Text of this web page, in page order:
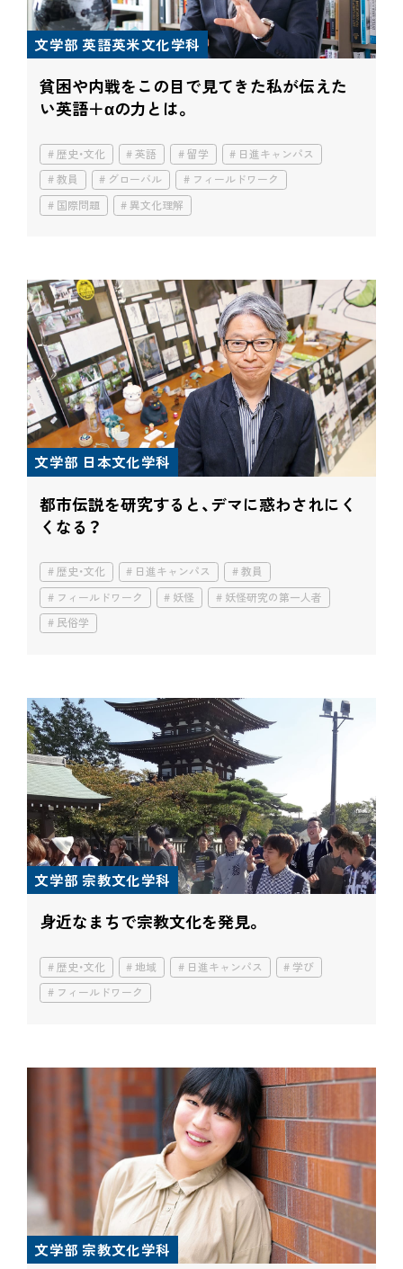
文学部 英語英米文化学科
貧困や内戦をこの目で見てきた私が伝えた
い英語＋αの力とは。
歴史・文化 英語 留学
日進キャンパス
教員
グローバル
フィールドワーク
国際問題
異文化理解
文学部 日本文化学科
都市伝説を研究すると、デマに惑わされにく
くなる？
歴史・文化 日進キャンパス
教員
フィールドワーク
妖怪
妖怪研究の第一人者
民俗学
文学部 宗教文化学科
身近なまちで宗教文化を発見。
歴史・文化 地域 日進キャンパス
学び
フィールドワーク
文学部 宗教文化学科